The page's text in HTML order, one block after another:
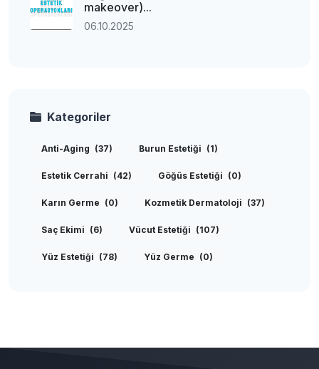
makeover)...
06.10.2025
Kategoriler
Anti-Aging (37) Burun Estetiği (1)
Estetik Cerrahi (42) Göğüs Estetiği (0)
Karın Germe (0) Kozmetik Dermatoloji (37)
Saç Ekimi (6) Vücut Estetiği (107)
Yüz Estetiği (78) Yüz Germe (0)